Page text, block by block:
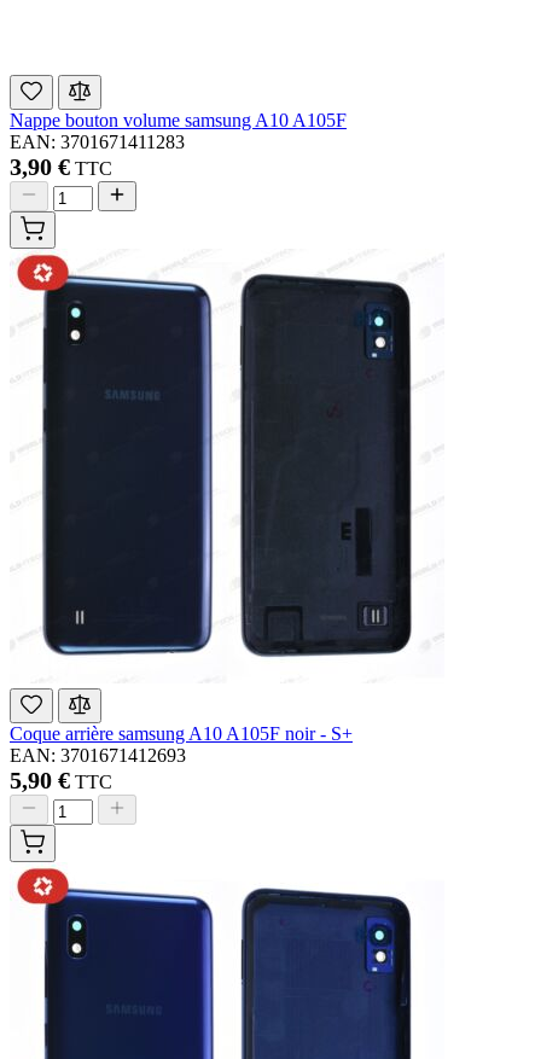
Nappe bouton volume samsung A10 A105F
EAN: 3701671411283
3,90 € TTC
Coque arrière samsung A10 A105F noir - S+
EAN: 3701671412693
5,90 € TTC